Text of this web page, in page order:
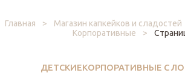
Главная > Магазин капкейков и сладостей
Корпоративные
>
ДЕТСКИЕКОРПОРАТИВНЫЕ С